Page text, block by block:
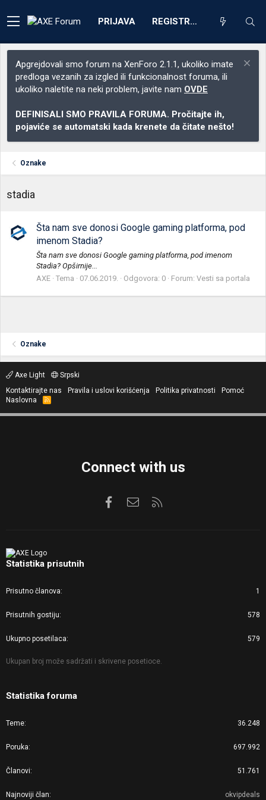
PRIJAVA REGISTRACIJA
Apgrejdovali smo forum na XenForo 2.1.1, ukoliko imate
predloga vezanih za izgled ili funkcionalnost foruma, ili
ukoliko naletite na neki problem, javite nam OVDE
DEFINISALI SMO PRAVILA FORUMA. Pročitajte ih,
pojaviće se automatski kada krenete da čitate nešto!
Oznake
stadia
Šta nam sve donosi Google gaming platforma, pod
imenom Stadia?
Šta nam sve donosi Google gaming platforma, pod imenom
Stadia? Opširnije...
AXE Tema 07.06.2019. Odgovora: 0 Forum: Vesti sa portala
Oznake
Axe Light
Srpski
Kontaktirajte nas
Pravila i uslovi korišćenja Politika privatnosti
Pomoć
Naslovna
R
S
Connect with us
FacebookKontaktirajte nas
Statistika prisutnih
Prisutno članova 1
Prisutnih gostiju 578
Ukupno posetilaca 579
Ukupan broj može sadržati i skrivene posetioce.
Statistika foruma
Teme 36.248
Poruka 697.992
Članovi 51.761
Najnoviji član okvipdeals